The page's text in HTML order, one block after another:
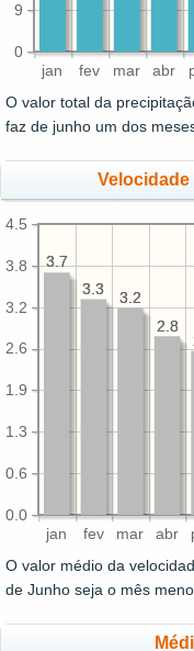
jan fev mar abr
0
9
O valor total da
faz de junho um dos
jan fev mar abr
0.0
0.6
1.3
1.9
2.6
3.2
3.8
4.5
2.8
3.2
3.3
3.7
2.8
3.2
3.3
3.7
O valor médio da
de Junho seja o mês